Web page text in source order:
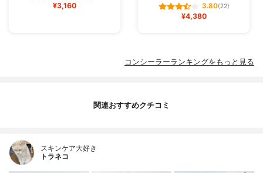
¥3,160 3.80(22)
¥4,380
コンシーラーランキングをもっと見る
関連おすすめクチコミ
スキンケア大好き
トラネコ